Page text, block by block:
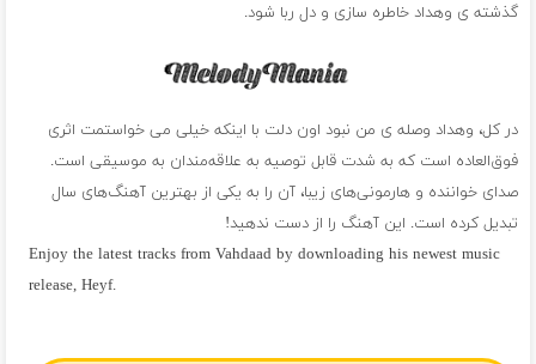
گذشته ی وهداد خاطره سازی و دل ربا شود.
در کل، وهداد وصله ی من نبود اون دلت با اینکه خیلی می خواستمت اثری
فوق‌العاده است که به شدت قابل توصیه به علاقه‌مندان به موسیقی است.
صدای خواننده و هارمونی‌های زیبا، آن را به یکی از بهترین آهنگ‌های سال
تبدیل کرده است. این آهنگ را از دست ندهید!
Enjoy the latest tracks from Vahdaad by downloading his newest music
release, Heyf.